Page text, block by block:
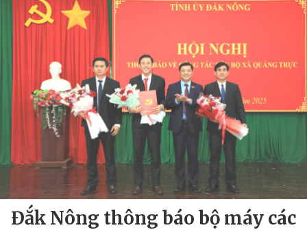
Đắk Nông thông báo bộ máy các